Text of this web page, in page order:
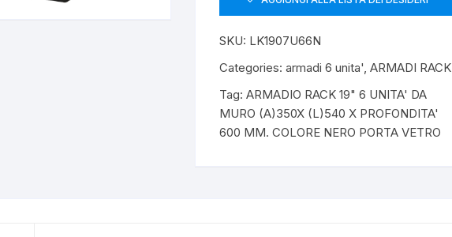
SKU: LK1907U66N
Categories: armadi 6 unita', ARMADI RACK
Tag: ARMADIO RACK 19" 6 UNITA' DA
MURO (A)350X (L)540 X PROFONDITA'
600 MM. COLORE NERO PORTA VETRO